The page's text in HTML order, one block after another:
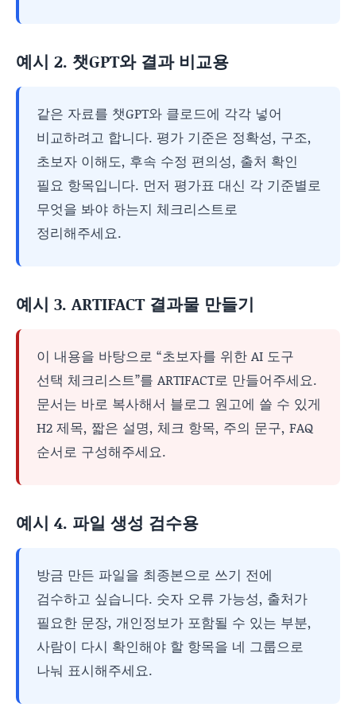
예시 2. 챗GPT와 결과 비교용
같은 자료를 챗GPT와 클로드에 각각 넣어
비교하려고 합니다. 평가 기준은 정확성, 구조,
초보자 이해도, 후속 수정 편의성, 출처 확인
필요 항목입니다. 먼저 평가표 대신 각 기준별로
무엇을 봐야 하는지 체크리스트로
정리해주세요.
예시 3. ARTIFACT 결과물 만들기
이 내용을 바탕으로 “초보자를 위한 AI 도구
선택 체크리스트”를 ARTIFACT로 만들어주세요.
문서는 바로 복사해서 블로그 원고에 쓸 수 있게
H2 제목, 짧은 설명, 체크 항목, 주의 문구, FAQ
순서로 구성해주세요.
예시 4. 파일 생성 검수용
방금 만든 파일을 최종본으로 쓰기 전에
검수하고 싶습니다. 숫자 오류 가능성, 출처가
필요한 문장, 개인정보가 포함될 수 있는 부분,
사람이 다시 확인해야 할 항목을 네 그룹으로
나눠 표시해주세요.